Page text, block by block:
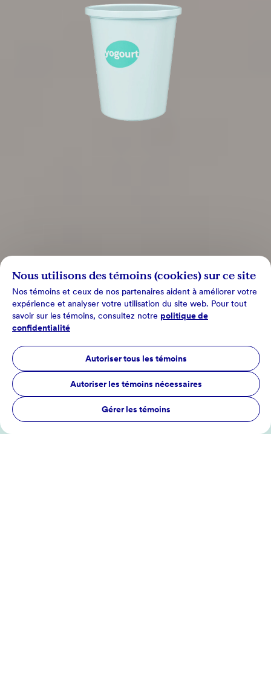
Nous utilisons des témoins (cookies) sur ce site
Nos témoins et ceux de nos partenaires aident à améliorer votre
expérience et analyser votre utilisation du site web. Pour tout
savoir sur les témoins, consultez notre politique de
confidentialité
Autoriser tous les témoins
Autoriser les témoins nécessaires
Gérer les témoins